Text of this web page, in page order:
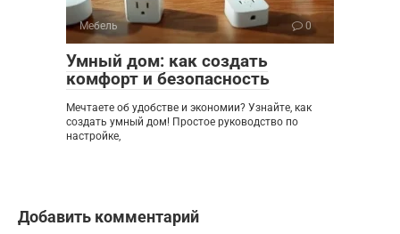
Мебель 0
Умный дом: как создать
комфорт и безопасность
Мечтаете об удобстве и экономии? Узнайте, как
создать умный дом! Простое руководство по
настройке,
Добавить комментарий